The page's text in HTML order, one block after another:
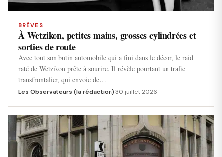
BRÈVES
À Wetzikon, petites mains, grosses cylindrées et
sorties de route
Avec tout son butin automobile qui a fini dans le décor, le raid
raté de Wetzikon prête à sourire. Il révèle pourtant un trafic
transfrontalier, qui envoie de…
Les Observateurs (la rédaction)·30 juillet 2026